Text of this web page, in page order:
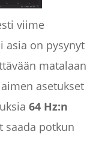
viime
asia on pysynyt
matalaan
asetukset
64 Hz:n
saada potkun